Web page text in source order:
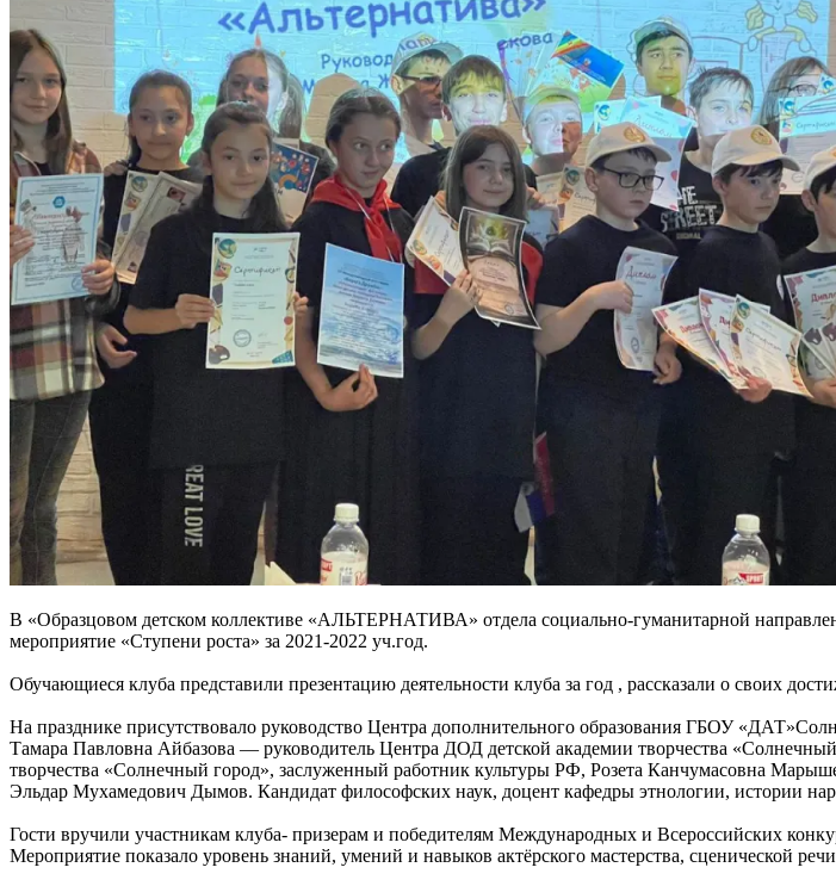
В «Образцовом детском коллективе «АЛЬТЕРНАТИВА» отдела социально-гуманитарной
мероприятие «Ступени роста» за 2021-2022 уч.год.
Обучающиеся клуба представили презентацию деятельности клуба за год , рассказали о своих
На празднике присутствовало руководство Центра дополнительного образования ГБОУ
Тамара Павловна Айбазова — руководитель Центра ДОД детской академии творчества
творчества «Солнечный город», заслуженный работник культуры РФ, Розета Канчумасовна
Эльдар Мухамедович Дымов. Кандидат философских наук, доцент кафедры этнологии, истории
Гости вручили участникам клуба- призерам и победителям Международных и Всероссийских
Мероприятие показало уровень знаний, умений и навыков актёрского мастерства, сценической